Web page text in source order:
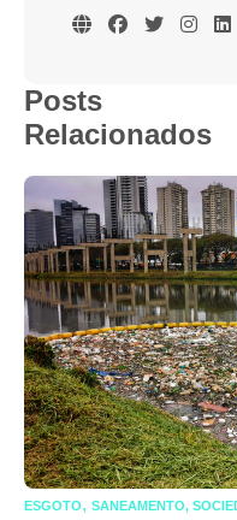
Posts
Relacionados
ESGOTO, SANEAMENTO,